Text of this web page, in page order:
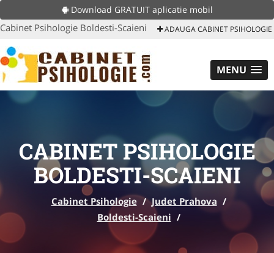
Download GRATUIT aplicatie mobil
Cabinet Psihologie Boldesti-Scaieni ADAUGA CABINET PSIHOLOGIE
MENU
CABINET PSIHOLOGIE
BOLDESTI-SCAIENI
Cabinet Psihologie / Judet Prahova /
Boldesti-Scaieni /